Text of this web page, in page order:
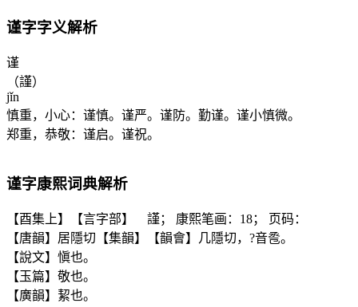
谨字字义解析
谨
（謹）
jǐn
慎重，小心：谨慎。谨严。谨防。勤谨。谨小慎微。
郑重，恭敬：谨启。谨祝。
谨字康熙词典解析
【酉集上】【言字部】 謹； 康熙笔画：18； 页码：
【唐韻】居隱切【集韻】【韻會】几隱切，?音卺。
【說文】愼也。
【玉篇】敬也。
【廣韻】絜也。